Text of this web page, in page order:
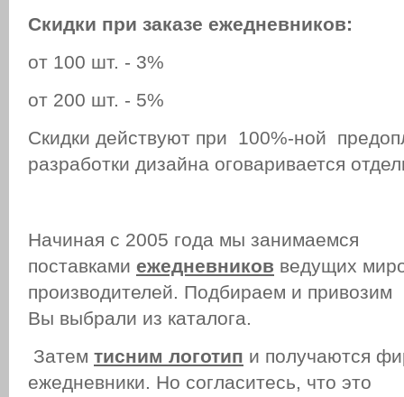
Скидки при заказе ежедневников:
от 100 шт. - 3%
от 200 шт. - 5%
Скидки действуют при 100%-ной
разработки дизайна оговаривается
Начиная с 2005 года мы занимаемся
поставками ежедневников ведущих
производителей. Подбираем и привозим
Вы выбрали из каталога.
Затем тисним логотип и получаются
ежедневники. Но согласитесь, что это